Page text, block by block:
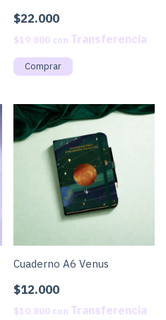
$22.000
$19.800 con
Cuaderno A6 Venus
$12.000
$10.800 con